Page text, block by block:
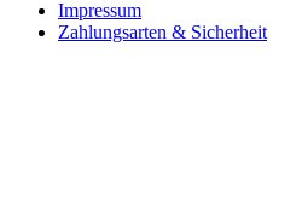
Impressum
Zahlungsarten & Sicherheit